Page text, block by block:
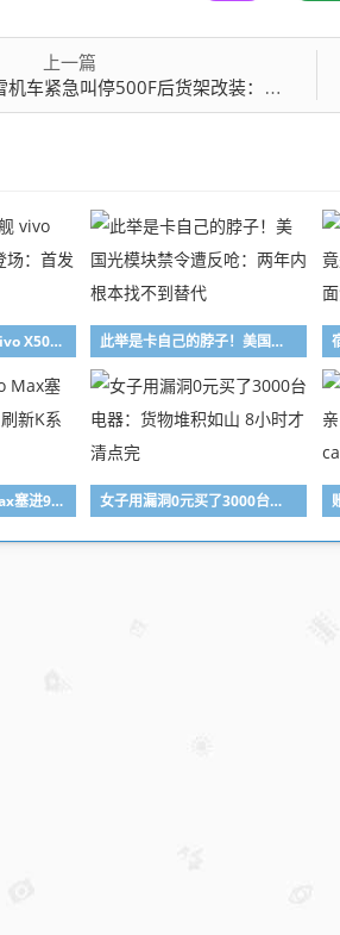
上一篇
叫停500F后货架改装：已装者需立即拆除
国产首款2nm旗舰 vivo X500系列敲定9月登场：首发天玑9600 Pro 此举是卡自己的脖子！美国光模块禁令遭反呛：两年内根本找不到替代
REDMI K100 Pro Max塞进9070mAh电池：刷新K系列容量纪录 女子用漏洞0元买了3000台电器：货物堆积如山 8小时才清点完